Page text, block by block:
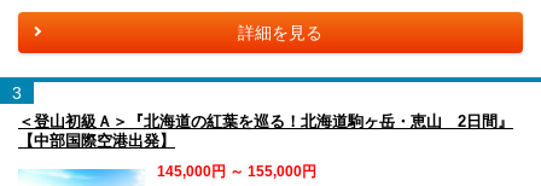
詳細を見る
3
＜登山初級Ａ＞『北海道の紅葉を巡る！北海道駒ヶ岳・恵山 2日間』
【中部国際空港出発】
145,000円 ～ 155,000円